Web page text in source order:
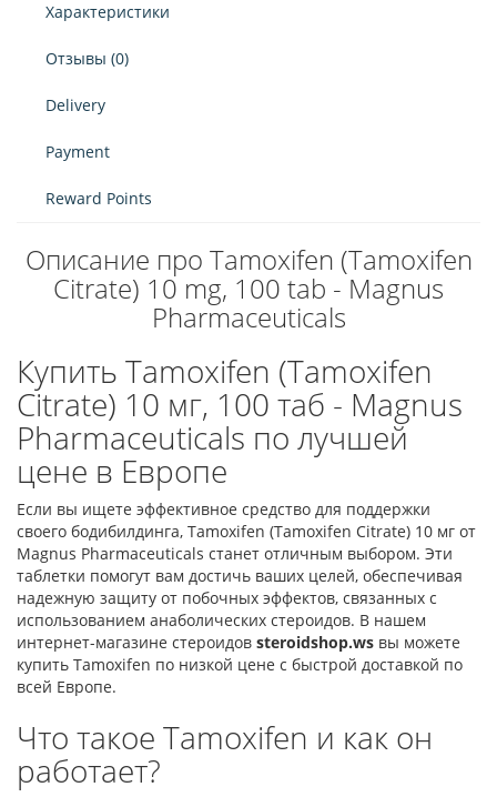
Характеристики
Отзывы (0)
Delivery
Payment
Reward Points
Описание про Tamoxifen (Tamoxifen
Citrate) 10 mg, 100 tab - Magnus
Pharmaceuticals
Купить Tamoxifen (Tamoxifen
Citrate) 10 мг, 100 таб - Magnus
Pharmaceuticals по лучшей
цене в Европе
Если вы ищете эффективное средство для поддержки
своего бодибилдинга, Tamoxifen (Tamoxifen Citrate) 10 мг от
Magnus Pharmaceuticals станет отличным выбором. Эти
таблетки помогут вам достичь ваших целей, обеспечивая
надежную защиту от побочных эффектов, связанных с
использованием анаболических стероидов. В нашем
интернет-магазине стероидов steroidshop.ws вы можете
купить Tamoxifen по низкой цене с быстрой доставкой по
всей Европе.
Что такое Tamoxifen и как он
работает?